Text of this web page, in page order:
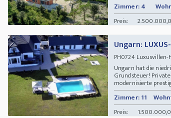
Zimmer: 4
Preis:
Ungarn:
PH0724Luxusvillen-
Ungarn hat die
Grundsteuer!
modernisierte
Zimmer: 11
Preis: